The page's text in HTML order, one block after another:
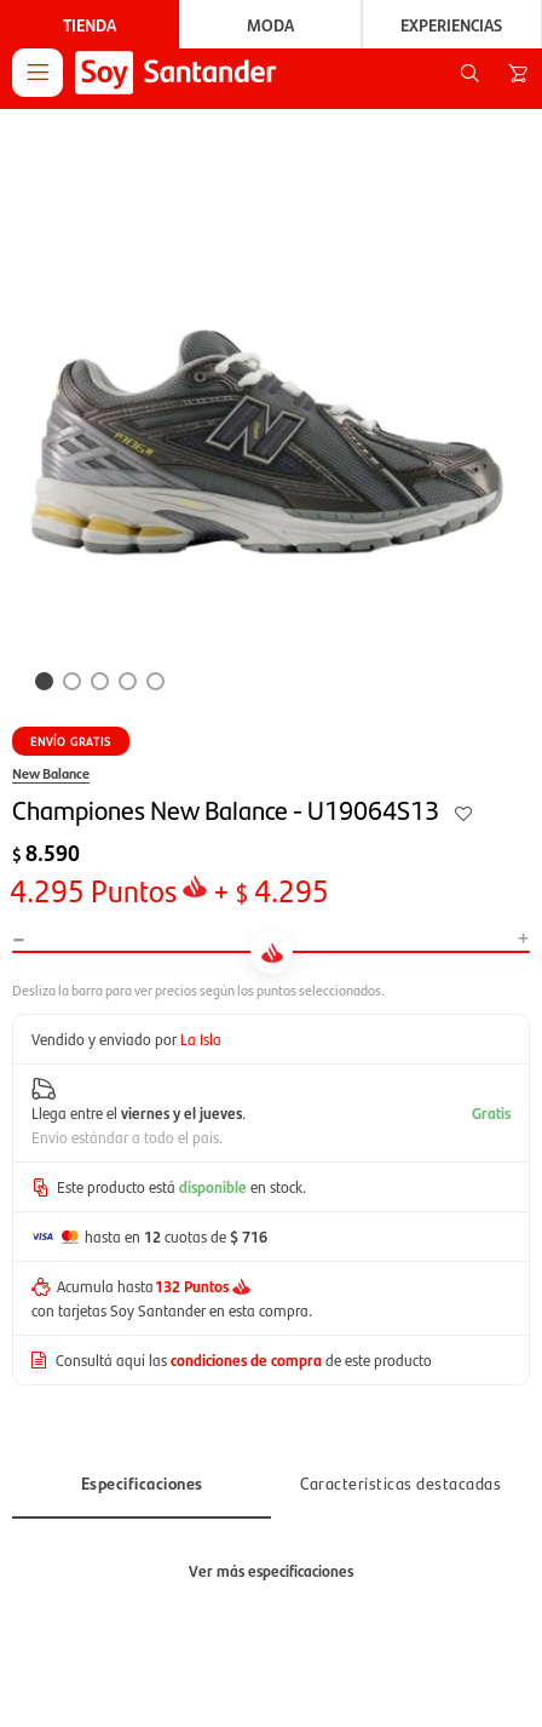
TIENDA MODA EXPERIENCIAS

ENVÍO GRATIS
New Balance
Championes New Balance - U19064S13
$ 8.590
4.295 Puntos + $ 4.295
- +
Vendido y enviado por La Isla
Llega entre el viernes y el jueves.
Envío estándar a todo el país.
Gratis
Este producto está disponible en stock.
hasta en 12cuotas de$ 716
Acumula hasta132 Puntos
con tarjetas Soy Santander en esta compra.
Consultá aquí lascondiciones de comprade este producto
Especificaciones Características destacadas
Hombre, Mujer
Ver más especificaciones